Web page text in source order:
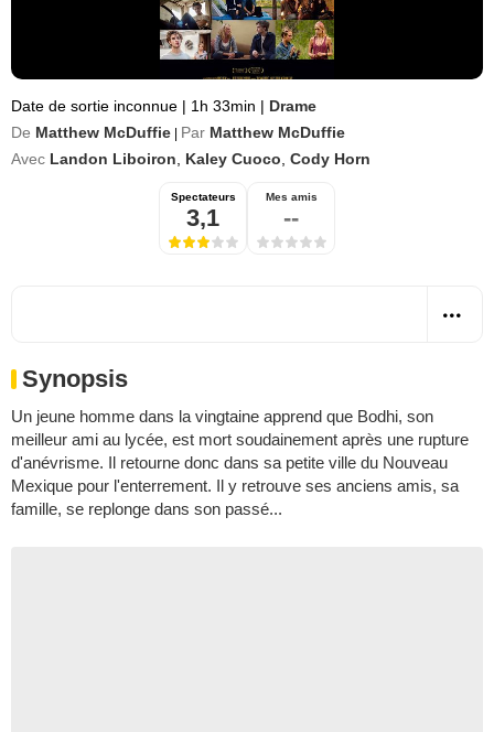
Date de sortie inconnue | 1h 33min | Drame
De Matthew McDuffie Par Matthew McDuffie
Avec Landon Liboiron Kaley Cuoco Cody Horn
Spectateurs
3,1
Mes amis
--
Synopsis
Un jeune homme dans la vingtaine apprend que Bodhi, son
meilleur ami au lycée, est mort soudainement après une rupture
d'anévrisme. Il retourne donc dans sa petite ville du Nouveau
Mexique pour l'enterrement. Il y retrouve ses anciens amis, sa
famille, se replonge dans son passé...